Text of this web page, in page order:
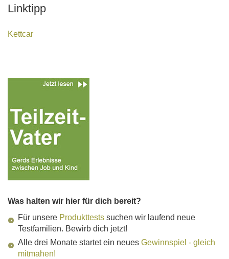
Linktipp
Kettcar
Was halten wir hier für dich bereit?
Für unsere Produkttests suchen wir laufend neue
Testfamilien. Bewirb dich jetzt!
Alle drei Monate startet ein neues Gewinnspiel - gleich
mitmahen!